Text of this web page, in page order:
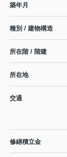
築年月
種別 / 建物構造
所在階 / 階建
所在地
交通
修繕積立金